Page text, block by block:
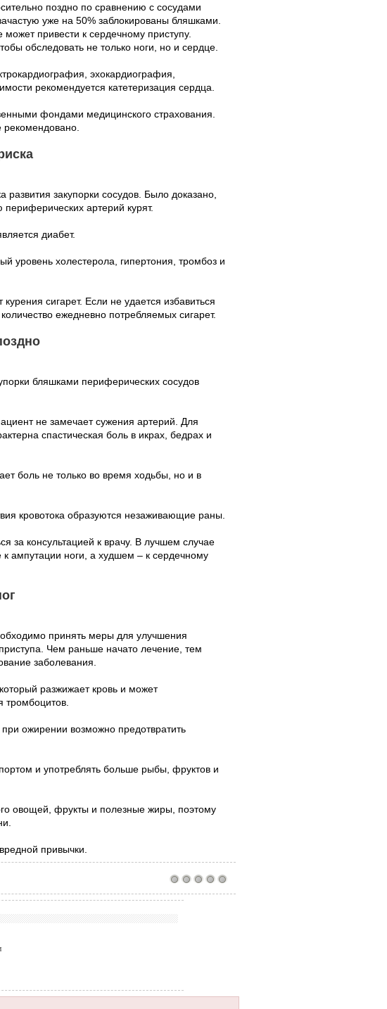
поздно по сравнению с сосудами
уже на 50% заблокированы бляшками.
привести к сердечному приступу.
обследовать не только ноги, но и сердце.
эхокардиография,
рекомендуется катетеризация сердца.
фондами медицинского страхования.
рекомендовано.
закупорки сосудов. Было доказано,
артерий курят.
диабет.
уровень холестерола, гипертония, тромбоз и
сигарет. Если не удается избавиться
ежедневно потребляемых сигарет.
бляшками периферических сосудов
не замечает сужения артерий. Для
спастическая боль в икрах, бедрах и
боль не только во время ходьбы, но и в
кровотока образуются незаживающие раны.
за консультацией к врачу. В лучшем случае
к ампутации ноги, а худшем – к сердечному
принять меры для улучшения
Чем раньше начато лечение, тем
заболевания.
разжижает кровь и может
тромбоцитов.
ожирении возможно предотвратить
и употреблять больше рыбы, фруктов и
овощей, фрукты и полезные жиры, поэтому
привычки.